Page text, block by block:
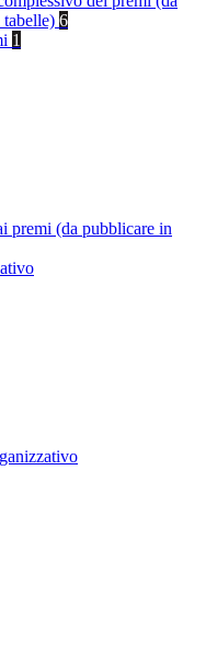
6
1
premi (da pubblicare in